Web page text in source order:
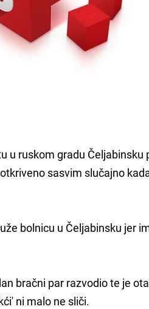
u ruskom gradu Čeljabinsku
sasvim slučajno
bolnicu u Čeljabinsku jer
bračni par razvodio te je
ni malo ne sliči.